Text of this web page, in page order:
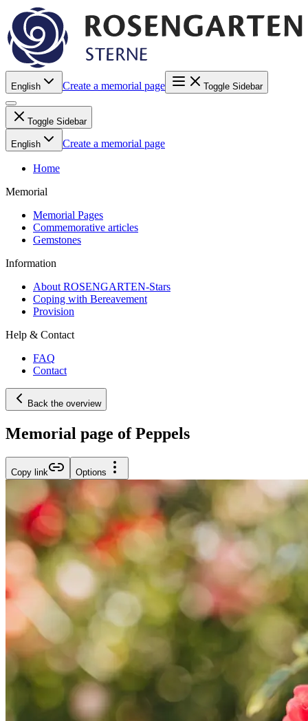
English Create a memorial page Toggle Sidebar
Toggle Sidebar
English Create a memorial page
Home
Memorial
Memorial Pages
Commemorative articles
Gemstones
Information
About ROSENGARTEN-Stars
Coping with Bereavement
Provision
Help & Contact
FAQ
Contact
Back the overview
Memorial page of Peppels
Copy link Options